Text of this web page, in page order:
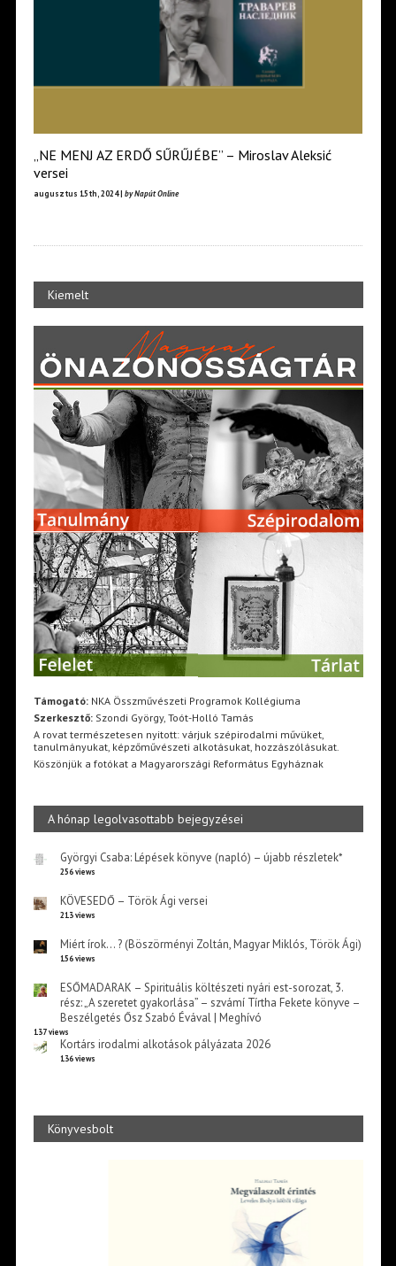
„NE MENJ AZ ERDŐ SŰRŰJÉBE” – Miroslav Aleksić
versei
augusztus 15th, 2024 | by Napút Online
Kiemelt
Támogató:NKA Összművészeti Programok Kollégiuma
Szerkesztő:Szondi György, Toót-Holló Tamás
A rovat természetesen nyitott: várjuk szépirodalmi művüket,
tanulmányukat, képzőművészeti alkotásukat, hozzászólásukat.
Köszönjük a fotókat a Magyarországi Református Egyháznak
A hónap legolvasottabb bejegyzései
Györgyi Csaba: Lépések könyve (napló) – újabb részletek*
256 views
KÖVESEDŐ – Török Ági versei
213 views
Miért írok… ? (Böszörményi Zoltán, Magyar Miklós, Török Ági)
156 views
ESŐMADARAK – Spirituális költészeti nyári est-sorozat, 3.
rész: „A szeretet gyakorlása” – szvámí Tírtha Fekete könyve –
Beszélgetés Ősz Szabó Évával | Meghívó
137 views
Kortárs irodalmi alkotások pályázata 2026
136 views
Könyvesbolt